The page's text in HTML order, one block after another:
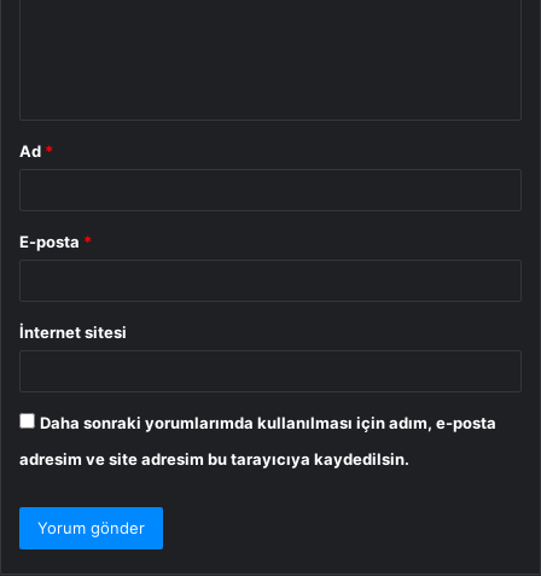
Ad *
E-posta *
İnternet sitesi
Daha sonraki yorumlarımda kullanılması için adım, e-posta
adresim ve site adresim bu tarayıcıya kaydedilsin.